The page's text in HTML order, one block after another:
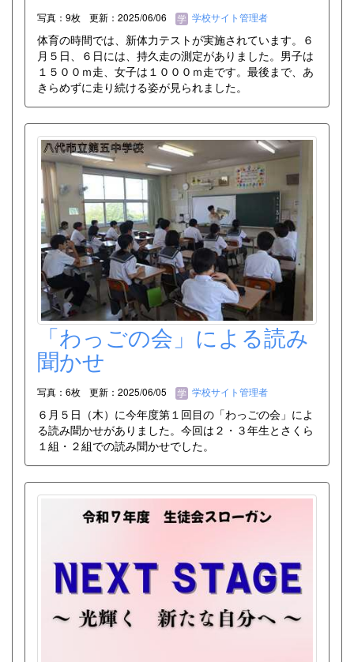
写真：9枚 更新：2025/06/06 学校サイト管理者
体育の時間では、新体力テストが実施されています。６
月５日、６日には、持久走の測定がありました。男子は
１５００ｍ走、女子は１０００ｍ走です。最後まで、あ
きらめずに走り続ける姿が見られました。
「わっごの会」による読み
聞かせ
写真：6枚 更新：2025/06/05 学校サイト管理者
６月５日（木）に今年度第１回目の「わっごの会」によ
る読み聞かせがありました。今回は２・３年生とさくら
１組・２組での読み聞かせでした。